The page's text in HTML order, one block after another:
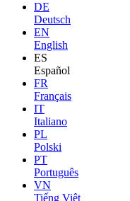
DE
Deutsch
EN
English
ES
Español
FR
Français
IT
Italiano
PL
Polski
PT
Português
VN
Tiếng Việt